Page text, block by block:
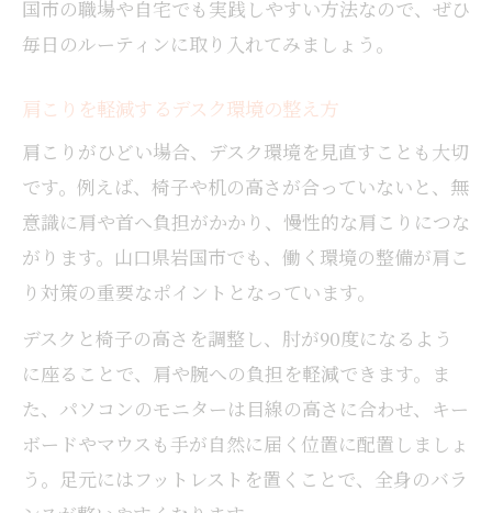
国市の職場や自宅でも実践しやすい方法なので、ぜひ
毎日のルーティンに取り入れてみましょう。
肩こりを軽減するデスク環境の整え方
肩こりがひどい場合、デスク環境を見直すことも大切
です。例えば、椅子や机の高さが合っていないと、無
意識に肩や首へ負担がかかり、慢性的な肩こりにつな
がります。山口県岩国市でも、働く環境の整備が肩こ
り対策の重要なポイントとなっています。
デスクと椅子の高さを調整し、肘が90度になるよう
に座ることで、肩や腕への負担を軽減できます。ま
た、パソコンのモニターは目線の高さに合わせ、キー
ボードやマウスも手が自然に届く位置に配置しましょ
う。足元にはフットレストを置くことで、全身のバラ